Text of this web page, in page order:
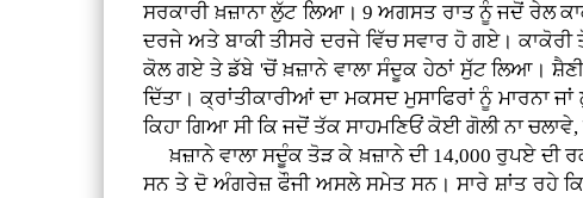
ਸਰਕਾਰੀ ਖ਼ਜ਼ਾਨਾ ਲੁੱਟ ਲਿਆ। 9 ਅਗਸਤ ਰਾਤ ਨੂੰ ਜਦੋਂ ਰੇਲ
ਦਰਜੇ ਅਤੇ ਬਾਕੀ ਤੀਸਰੇ ਦਰਜੇ ਵਿੱਚ ਸਵਾਰ ਹੋ ਗਏ। ਕਾਕੋਰੀ
ਕੋਲ ਗਏ ਤੇ ਡੱਬੇ 'ਚੋਂ ਖ਼ਜ਼ਾਨੇ ਵਾਲਾ ਸੰਦੂਕ ਹੇਠਾਂ ਸੁੱਟ ਲਿਆ।
ਦਿੱਤਾ। ਕ੍ਰਾਂਤੀਕਾਰੀਆਂ ਦਾ ਮਕਸਦ ਮੁਸਾਫਿਰਾਂ ਨੂੰ ਮਾਰਨਾ
ਕਿਹਾ ਗਿਆ ਸੀ ਕਿ ਜਦੋਂ ਤੱਕ ਸਾਹਮਣਿਓਂ ਕੋਈ ਗੋਲੀ ਨਾ ਚਲਾਵੇ,
ਖ਼ਜ਼ਾਨੇ ਵਾਲਾ ਸਦੂੰਕ ਤੋੜ ਕੇ ਖ਼ਜ਼ਾਨੇ ਦੀ 14,000 ਰੁਪਏ ਦੀ
ਸਨ ਤੇ ਦੋ ਅੰਗਰੇਜ਼ ਫੌਜੀ ਅਸਲੇ ਸਮੇਤ ਸਨ। ਸਾਰੇ ਸ਼ਾਂਤ ਰਹੇ